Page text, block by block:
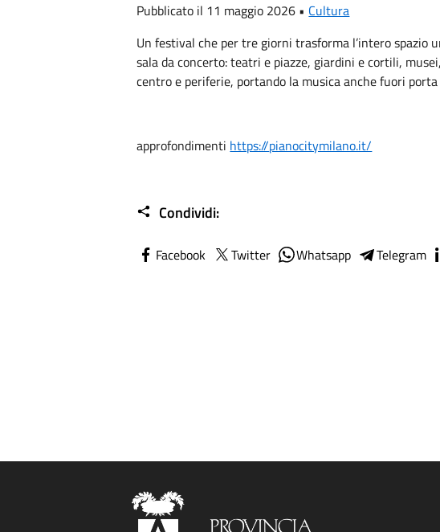
Pubblicato il 11 maggio 2026 • Cultura
Un festival che per tre giorni trasforma l’intero spazio
sala da concerto: teatri e piazze, giardini e cortili,
centro e periferie, portando la musica anche fuori porta
approfondimenti https://pianocitymilano.it/
Condividi:
Facebook Twitter Whatsapp Telegram